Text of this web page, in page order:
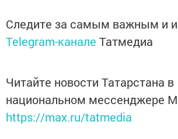
Следите за самым важным и
Telegram-канале Татмедиа
Читайте новости Татарстана в
национальном мессенджере
https://max.ru/tatmedia